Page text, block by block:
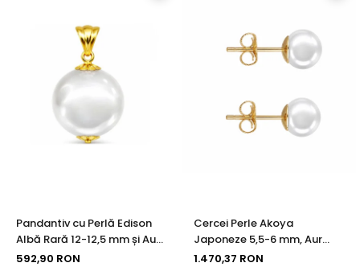
Pandantiv cu Perlă Edison
Albă Rară 12-12,5 mm și Aur
Galben 14K (aur 585) |
592,90 RON
Cercei Perle Akoya
Japoneze 5,5-6 mm, Aur
Galben 14K, Tip Șurub -
1.470,37 RON